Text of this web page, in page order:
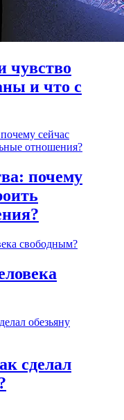
чувство
и что с
почему
сделал